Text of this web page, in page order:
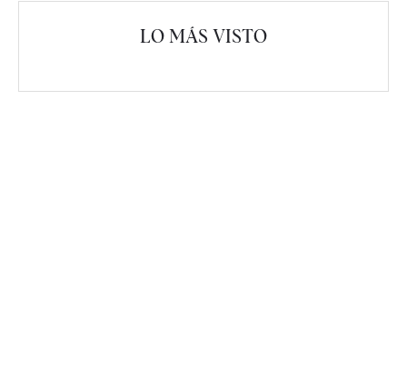
LO MÁS VISTO